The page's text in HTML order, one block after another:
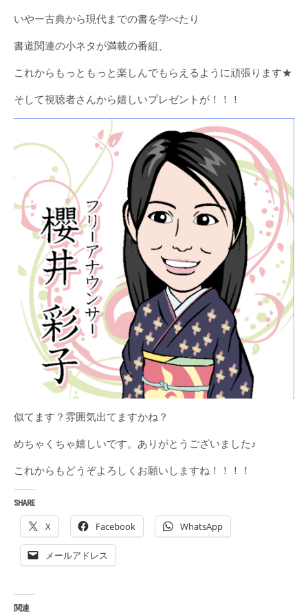
いやー古典から現代までの書を学べたり
書道関連の小ネタが満載の番組、
これからもっともっと楽しんでもらえるように頑張ります★
そして視聴者さんから嬉しいプレゼントが！！！
似てます？雰囲気出てますかね？
めちゃくちゃ嬉しいです。ありがとうございました♪
これからもどうぞよろしくお願いしますね！！！！
SHARE
X Facebook WhatsApp
メールアドレス
関連